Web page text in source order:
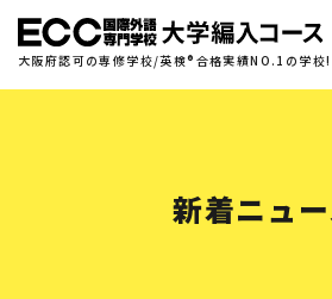
大阪府認可の専修学校/英検® 合格実績NO.1の学校!
新着ニュ